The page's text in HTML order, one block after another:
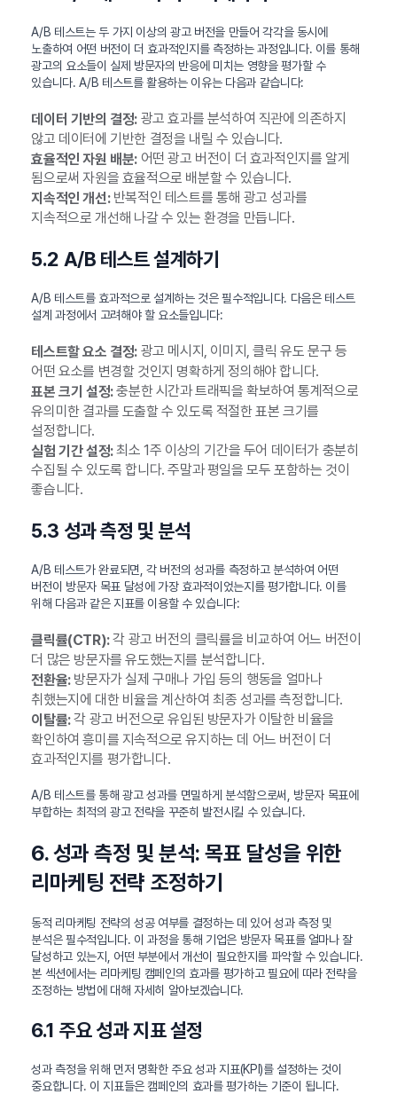
A/B 테스트는 두 가지 이상의 광고 버전을 만들어 각각을 동시에
노출하여 어떤 버전이 더 효과적인지를 측정하는 과정입니다. 이를 통해
광고의 요소들이 실제 방문자의 반응에 미치는 영향을 평가할 수
있습니다. A/B 테스트를 활용하는 이유는 다음과 같습니다:
데이터 기반의 결정:광고 효과를 분석하여 직관에 의존하지
않고 데이터에 기반한 결정을 내릴 수 있습니다.
효율적인 자원 배분:어떤 광고 버전이 더 효과적인지를 알게
됨으로써 자원을 효율적으로 배분할 수 있습니다.
지속적인 개선:반복적인 테스트를 통해 광고 성과를
지속적으로 개선해 나갈 수 있는 환경을 만듭니다.
5.2 A/B 테스트 설계하기
A/B 테스트를 효과적으로 설계하는 것은 필수적입니다. 다음은 테스트
설계 과정에서 고려해야 할 요소들입니다:
테스트할 요소 결정:광고 메시지, 이미지, 클릭 유도 문구 등
어떤 요소를 변경할 것인지 명확하게 정의해야 합니다.
표본 크기 설정:충분한 시간과 트래픽을 확보하여 통계적으로
유의미한 결과를 도출할 수 있도록 적절한 표본 크기를
설정합니다.
실험 기간 설정:최소 1주 이상의 기간을 두어 데이터가 충분히
수집될 수 있도록 합니다. 주말과 평일을 모두 포함하는 것이
좋습니다.
5.3 성과 측정 및 분석
A/B 테스트가 완료되면, 각 버전의 성과를 측정하고 분석하여 어떤
버전이 방문자 목표 달성에 가장 효과적이었는지를 평가합니다. 이를
위해 다음과 같은 지표를 이용할 수 있습니다:
클릭률(CTR):각 광고 버전의 클릭률을 비교하여 어느 버전이
더 많은 방문자를 유도했는지를 분석합니다.
전환율:방문자가 실제 구매나 가입 등의 행동을 얼마나
취했는지에 대한 비율을 계산하여 최종 성과를 측정합니다.
이탈률:각 광고 버전으로 유입된 방문자가 이탈한 비율을
확인하여 흥미를 지속적으로 유지하는 데 어느 버전이 더
효과적인지를 평가합니다.
A/B 테스트를 통해 광고 성과를 면밀하게 분석함으로써, 방문자 목표에
부합하는 최적의 광고 전략을 꾸준히 발전시킬 수 있습니다.
6. 성과 측정 및 분석: 목표 달성을 위한
리마케팅 전략 조정하기
동적 리마케팅 전략의 성공 여부를 결정하는 데 있어 성과 측정 및
분석은 필수적입니다. 이 과정을 통해 기업은 방문자 목표를 얼마나 잘
달성하고 있는지, 어떤 부분에서 개선이 필요한지를 파악할 수 있습니다.
본 섹션에서는 리마케팅 캠페인의 효과를 평가하고 필요에 따라 전략을
조정하는 방법에 대해 자세히 알아보겠습니다.
6.1 주요 성과 지표 설정
성과 측정을 위해 먼저 명확한 주요 성과 지표(KPI)를 설정하는 것이
중요합니다. 이 지표들은 캠페인의 효과를 평가하는 기준이 됩니다.